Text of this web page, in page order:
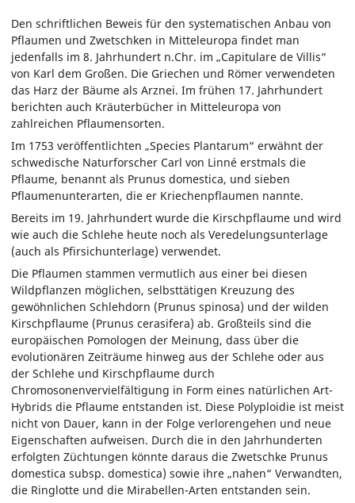
Den schriftlichen Beweis für den systematischen Anbau von
Pflaumen und Zwetschken in Mitteleuropa findet man
jedenfalls im 8. Jahrhundert n.Chr. im „Capitulare de Villis“
von Karl dem Großen. Die Griechen und Römer verwendeten
das Harz der Bäume als Arznei. Im frühen 17. Jahrhundert
berichten auch Kräuterbücher in Mitteleuropa von
zahlreichen Pflaumensorten.
Im 1753 veröffentlichten „Species Plantarum“ erwähnt der
schwedische Naturforscher Carl von Linné erstmals die
Pflaume, benannt als Prunus domestica, und sieben
Pflaumenunterarten, die er Kriechenpflaumen nannte.
Bereits im 19. Jahrhundert wurde die Kirschpflaume und wird
wie auch die Schlehe heute noch als Veredelungsunterlage
(auch als Pfirsichunterlage) verwendet.
Die Pflaumen stammen vermutlich aus einer bei diesen
Wildpflanzen möglichen, selbsttätigen Kreuzung des
gewöhnlichen Schlehdorn (Prunus spinosa) und der wilden
Kirschpflaume (Prunus cerasifera) ab. Großteils sind die
europäischen Pomologen der Meinung, dass über die
evolutionären Zeiträume hinweg aus der Schlehe oder aus
der Schlehe und Kirschpflaume durch
Chromosonenvervielfältigung in Form eines natürlichen Art-
Hybrids die Pflaume entstanden ist. Diese Polyploidie ist meist
nicht von Dauer, kann in der Folge verlorengehen und neue
Eigenschaften aufweisen. Durch die in den Jahrhunderten
erfolgten Züchtungen könnte daraus die Zwetschke Prunus
domestica subsp. domestica) sowie ihre „nahen“ Verwandten,
die Ringlotte und die Mirabellen-Arten entstanden sein.